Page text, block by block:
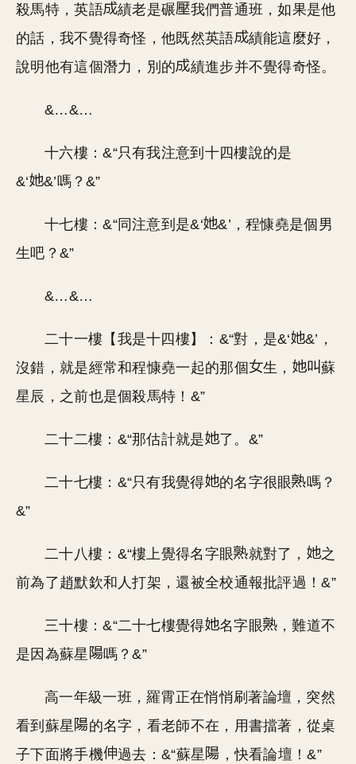
殺馬特，英語
績老是碾
我們普通班，如果是他
的話，我不覺得奇怪，他既然英語
績能這麼好，
說明他有這個潛力，別的
績進步并不覺得奇怪。
&…&…
十六樓：&“只有我注意到十四樓說的是
&‘
&’嗎？&”
十七樓：&“同注意到是&‘
&’，程慷堯是個男
生吧？&”
&…&…
二十一樓【我是十四樓】：&“對，是&‘
&’，
沒錯，就是經常和程慷堯一起的那個
生，
蘇
星辰，之前也是個殺馬特！&”
二十二樓：&“那估計就是 了。&”
二十七樓：&“只有我覺得 的名字很眼
嗎？
&”
二十八樓：&“樓上覺得名字眼 就對了，
之
前為了趙默欽和人打架，還被全校通報批評過！&”
三十樓：&“二十七樓覺得 名字眼
，難道不
是因為蘇星
嗎？&”
高一年級一班，羅霄正在悄悄刷著論壇，突然
看到蘇星
的名字，看老師不在，用書擋著，從桌
子下面將手機
過去：&“蘇星 ，快看論壇！&”